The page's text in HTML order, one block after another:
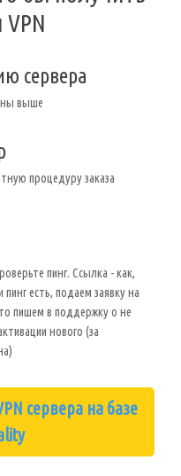
сервера
выше
процедуру заказа
пинг. Ссылка - как,
есть, подаем заявку на
пишем в поддержку о не
нового (за
сервера на базе